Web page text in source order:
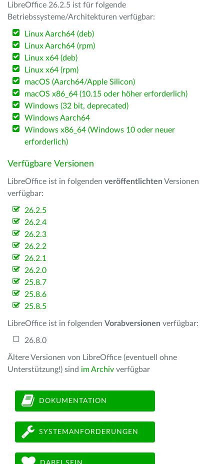
LibreOffice 26.2.5 ist für folgende
Betriebssysteme/Architekturen verfügbar:
Linux Aarch64 (deb)
Linux Aarch64 (rpm)
Linux x64 (deb)
Linux x64 (rpm)
macOS (Aarch64/Apple Silicon)
macOS x86_64 (10.15 oder höher erforderlich)
Windows (32 bit, deprecated)
Windows Aarch64
Windows x86_64 (Windows 10 oder neuer
erforderlich)
Verfügbare Versionen
LibreOffice ist in folgenden veröffentlichten Versionen
verfügbar:
26.2.5
26.2.4
26.2.3
26.2.2
26.2.1
26.2.0
25.8.7
25.8.6
25.8.5
LibreOffice ist in folgenden Vorabversionen verfügbar:
26.8.0
Ältere Versionen von LibreOffice (eventuell ohne
Unterstützung!) sind im Archiv verfügbar
DOKUMENTATION
SYSTEMANFORDERUNGEN